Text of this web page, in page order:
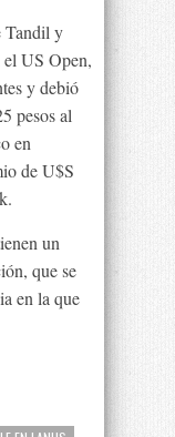
Tandil y
US Open,
y debió
pesos al
en
de U$S
un
que se
en la que